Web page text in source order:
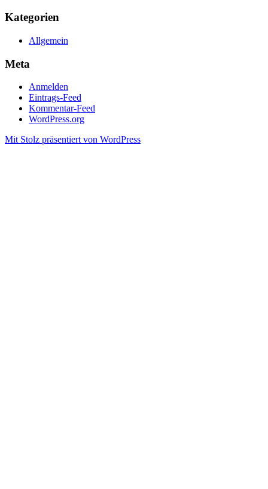
Kategorien
Allgemein
Meta
Anmelden
Eintrags-Feed
Kommentar-Feed
WordPress.org
Mit Stolz präsentiert von WordPress